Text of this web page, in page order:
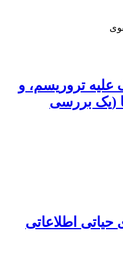
؛ جنگ‌ علیه‌ تروریسم‌، و
(یک‌ بررسی‌
اطلاعاتی